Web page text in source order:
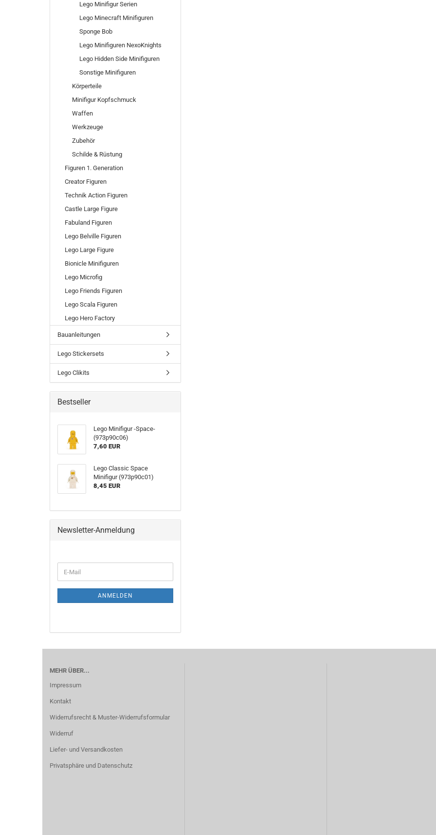
Lego Minifigur Serien
Lego Minecraft Minifiguren
Sponge Bob
Lego Minifiguren NexoKnights
Lego Hidden Side Minifiguren
Sonstige Minifiguren
Körperteile
Minifigur Kopfschmuck
Waffen
Werkzeuge
Zubehör
Schilde & Rüstung
Figuren 1. Generation
Creator Figuren
Technik Action Figuren
Castle Large Figure
Fabuland Figuren
Lego Belville Figuren
Lego Large Figure
Bionicle Minifiguren
Lego Microfig
Lego Friends Figuren
Lego Scala Figuren
Lego Hero Factory
Bauanleitungen
Lego Stickersets
Lego Clikits
Bestseller
Lego Minifigur -Space-
(973p90c06)
7,60 EUR
Lego Classic Space
Minifigur (973p90c01)
8,45 EUR
Newsletter-Anmeldung
ANMELDEN
MEHR ÜBER...
Impressum
Kontakt
Widerrufsrecht & Muster-Widerrufsformular
Widerruf
Liefer- und Versandkosten
Privatsphäre und Datenschutz